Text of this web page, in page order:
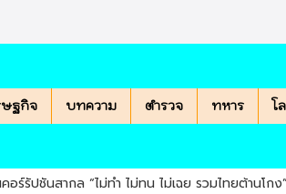
ษฐกิจ บทความ ตำรวจ ทหาร โ
อร์รัปชันสากล “ไม่ทำ ไม่ทน ไม่เฉย รวมไทยต้านโกง”